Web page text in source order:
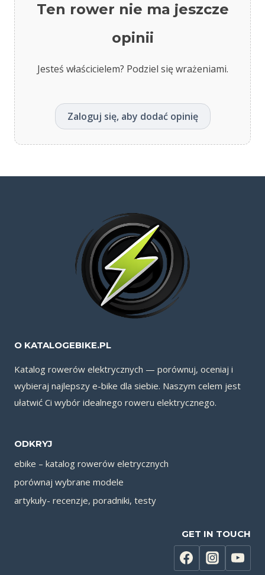
Ten rower nie ma jeszcze
opinii
Jesteś właścicielem? Podziel się wrażeniami.
Zaloguj się, aby dodać opinię
O KATALOGEBIKE.PL
Katalog rowerów elektrycznych — porównuj, oceniaj i
wybieraj najlepszy e-bike dla siebie. Naszym celem jest
ułatwić Ci wybór idealnego roweru elektrycznego.
ODKRYJ
ebike – katalog rowerów eletrycznych
porównaj wybrane modele
artykuły- recenzje, poradniki, testy
GET IN TOUCH